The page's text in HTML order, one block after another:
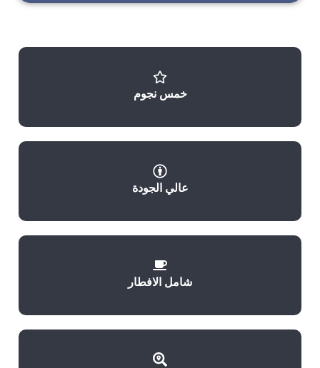
خمس نجوم
عالي الجودة
شامل الافطار